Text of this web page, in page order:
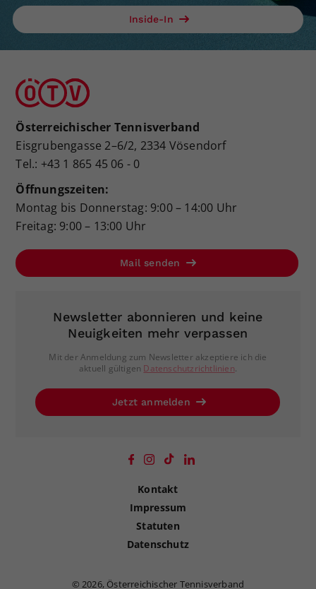
Inside-In
Österreichischer Tennisverband
Eisgrubengasse 2–6/2, 2334 Vösendorf
Tel.: +43 1 865 45 06 - 0
Öffnungszeiten:
Montag bis Donnerstag: 9:00 – 14:00 Uhr
Freitag: 9:00 – 13:00 Uhr
Mail senden
Newsletter abonnieren und keine
Neuigkeiten mehr verpassen
Mit der Anmeldung zum Newsletter akzeptiere ich die
aktuell gültigen Datenschutzrichtlinien.
Jetzt anmelden
Kontakt
Impressum
Statuten
Datenschutz
©2026, Österreichischer Tennisverband